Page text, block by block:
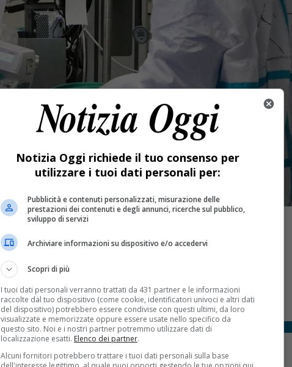
Notizia Oggi richiede il tuo consenso per
utilizzare i tuoi dati personali per:
Pubblicità e contenuti personalizzati, misurazione delle
prestazioni dei contenuti e degli annunci, ricerche sul pubblico,
sviluppo di servizi
Archiviare informazioni su dispositivo e/o accedervi
Scopri di più
I tuoi dati personali verranno trattati da 431 partner e le informazioni
raccolte dal tuo dispositivo (come cookie, identificatori univoci e altri dati
del dispositivo) potrebbero essere condivise con questi ultimi, da loro
visualizzate e memorizzate oppure essere usate nello specifico da
questo sito. Noi e i nostri partner potremmo utilizzare dati di
localizzazione esatti. Elenco dei partner.
Alcuni fornitori potrebbero trattare i tuoi dati personali sulla base